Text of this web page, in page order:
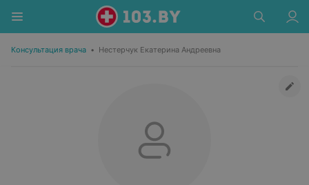
Консультация врача • Нестерчук Екатерина Андреевна